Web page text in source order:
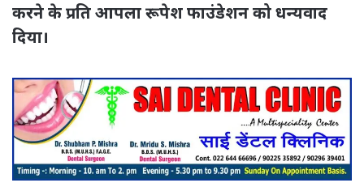
करने के प्रति आपला रूपेश फाउंडेशन को धन्यवाद
दिया।